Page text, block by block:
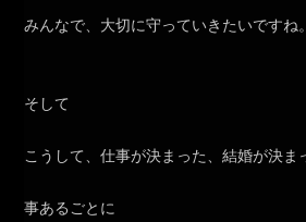
みんなで、大切に守っていきたいですね。
そして
こうして、仕事が決まった、結婚が決ま
事あるごとに